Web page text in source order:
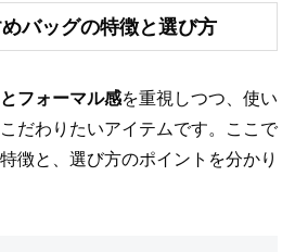
バッグの特徴と選び方
とフォーマル感を重視しつつ、使い
だわりたいアイテムです。ここで
徴と、選び方のポイントを分かり